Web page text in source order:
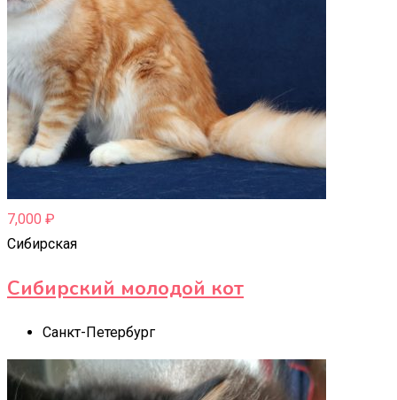
7,000 ₽
Сибирская
Сибирский молодой кот
Санкт-Петербург